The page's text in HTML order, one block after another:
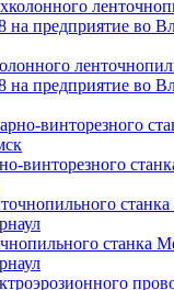
на предприятие во
винторезного
станка